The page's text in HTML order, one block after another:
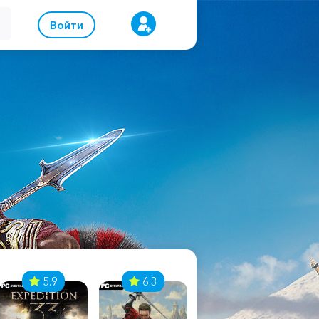
Войти
5.9 6.3 8.1